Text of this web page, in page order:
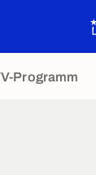
Programm